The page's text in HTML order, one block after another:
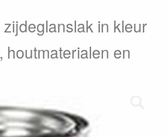
in kleur
en